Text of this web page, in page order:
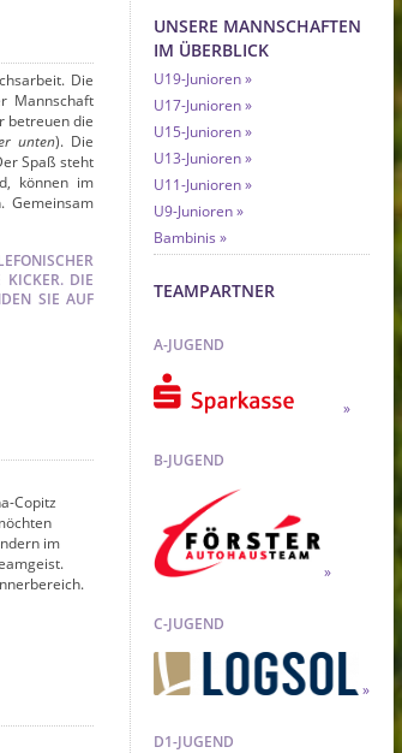
Die
Mannschaft
betreuen die
unten). Die
Spaß steht
können im
Gemeinsam
KICKER. DIE
SIE AUF
Copitz
im
UNSERE MANNSCHAFTEN
IM ÜBERBLICK
U19-Junioren
U17-Junioren
U15-Junioren
U13-Junioren
U11-Junioren
U9-Junioren
Bambinis
TEAMPARTNER
A-JUGEND
B-JUGEND
C-JUGEND
D1-JUGEND